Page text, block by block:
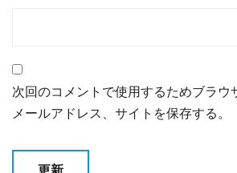
次回のコメントで使用するためブラウ
メールアドレス、サイトを保存する。